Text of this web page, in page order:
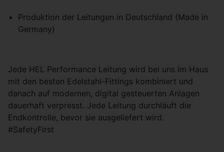
Produktion der Leitungen in Deutschland (Made in
Germany)
Jede HEL Performance Leitung wird bei uns im Haus
mit den besten Edelstahl-Fittings kombiniert und
danach auf modernen, digital gesteuerten Anlagen
dauerhaft verpresst. Jede Leitung durchläuft die
Endkontrolle, bevor sie ausgeliefert wird.
#SafetyFirst